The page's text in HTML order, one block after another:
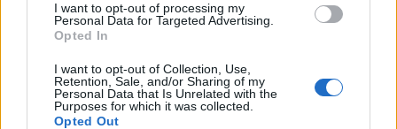
I want to opt-out of processing my
Personal Data for Targeted Advertising.
Opted In
I want to opt-out of Collection, Use,
Retention, Sale, and/or Sharing of my
Personal Data that Is Unrelated with the
Purposes for which it was collected.
Opted Out
Az előfizetés a következőket tartalmazza:
Kötéslisták: BÉT elmúlt 2 év napon belüli
kötéslistái